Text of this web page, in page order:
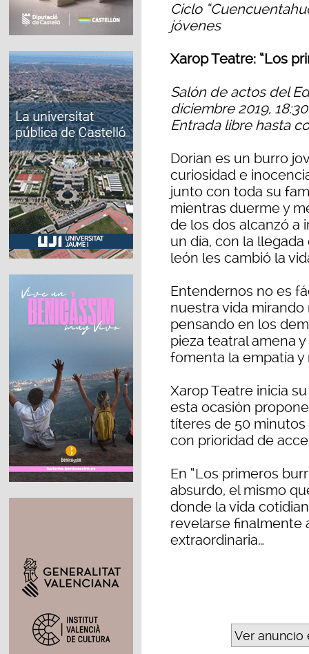
Ciclo
jóvenes
Xarop Teatre: “Los
Salón de actos del
diciembre 2019,
Entrada libre hasta
Dorian es un burro
curiosidad e
junto con toda su
mientras duerme y
de los dos alcanzó a
un día, con la
león les cambió la
Entendernos no es
nuestra vida
pensando en los
pieza teatral amena
fomenta la empatía
Xarop Teatre inicia
esta ocasión
títeres de 50
con prioridad de
En “Los primeros
absurdo, el mismo
donde la vida
revelarse finalmente
extraordinaria…
Ver anuncio